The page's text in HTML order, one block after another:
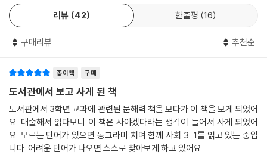
자들은 아이들이 어떤 부분에서 사회 과목을 어려워하는지 고민했다. 사회
는 지식 교과이기 때문에 개념 암기가 아니라 맥락 속에서 이해하고 스스
로 적용할 수 있는 ‘사회 문해력’이 필요하다. 그렇기 때문에 개념어의 배경
설명은 생략하고 정의만 서술하는 교과서와 문제집은 아이들에게 피상적
다소 시간이 걸리더라도 책을 읽으며 개념어와 배경 설명을 따라 읽고 체
화하는 훈련이 필요하다. 이런 훈련은 사회 교과뿐만 아니라 모든 교과를
이해하는 데 도움이 될 것이다.
『초등 사회 진짜 문해력』 은 무엇이 다른가?
리뷰 42 한줄평 16
구매리뷰 추천순
종이책 구매
도서관에서 보고 사게 된 책
도서관에서 3학년 교과에 관련된 문해력 책을 보다가 이 책을 보게 되었어
요. 대출해서 읽다보니 이 책은 사야겠다라는 생각이 들어서 사게 되었어
요. 모르는 단어가 있으면 동그라미 치며 함께 사회 3-1를 읽고 있는 중입
니다. 어려운 단어가 나오면 스스로 찾아보게 하고 있어요